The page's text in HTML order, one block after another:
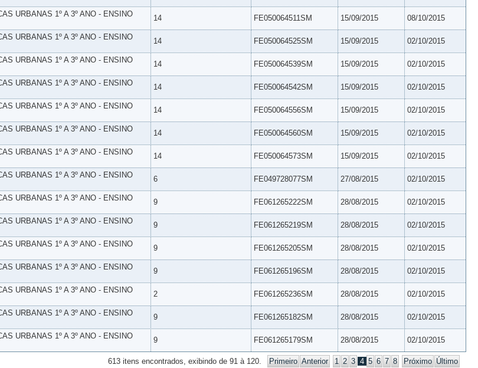
URBANAS 1º A 3º ANO - ENSINO
14 FE050064511SM 15/09/2015 08/10/2015
URBANAS 1º A 3º ANO - ENSINO
14 FE050064525SM 15/09/2015 02/10/2015
URBANAS 1º A 3º ANO - ENSINO
14 FE050064539SM 15/09/2015 02/10/2015
URBANAS 1º A 3º ANO - ENSINO
14 FE050064542SM 15/09/2015 02/10/2015
URBANAS 1º A 3º ANO - ENSINO
14 FE050064556SM 15/09/2015 02/10/2015
URBANAS 1º A 3º ANO - ENSINO
14 FE050064560SM 15/09/2015 02/10/2015
URBANAS 1º A 3º ANO - ENSINO
14 FE050064573SM 15/09/2015 02/10/2015
URBANAS 1º A 3º ANO - ENSINO
6 FE049728077SM 27/08/2015 02/10/2015
URBANAS 1º A 3º ANO - ENSINO
9 FE061265222SM 28/08/2015 02/10/2015
URBANAS 1º A 3º ANO - ENSINO
9 FE061265219SM 28/08/2015 02/10/2015
URBANAS 1º A 3º ANO - ENSINO
9 FE061265205SM 28/08/2015 02/10/2015
URBANAS 1º A 3º ANO - ENSINO
9 FE061265196SM 28/08/2015 02/10/2015
URBANAS 1º A 3º ANO - ENSINO
2 FE061265236SM 28/08/2015 02/10/2015
URBANAS 1º A 3º ANO - ENSINO
9 FE061265182SM 28/08/2015 02/10/2015
URBANAS 1º A 3º ANO - ENSINO
9 FE061265179SM 28/08/2015 02/10/2015
613 itens encontrados, exibindo de 91 à 120. Primeiro Anterior 1 2 3 4 5 6 7 8 Próximo Último